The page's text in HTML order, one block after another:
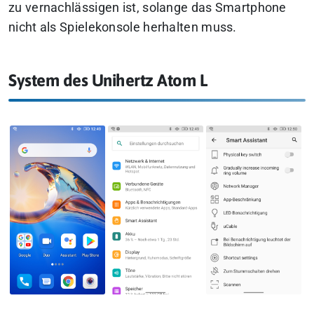
zu vernachlässigen ist, solange das Smartphone
nicht als Spielekonsole herhalten muss.
System des Unihertz Atom L